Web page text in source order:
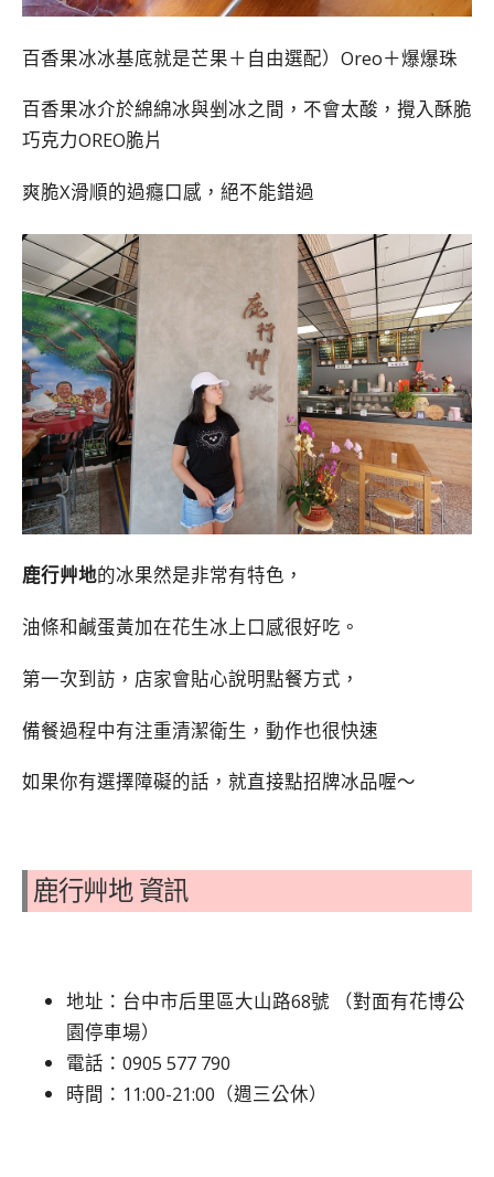
百香果冰冰基底就是芒果＋自由選配）Oreo＋爆爆珠
百香果冰介於綿綿冰與剉冰之間，不會太酸，攪入酥脆
巧克力OREO脆片
爽脆X滑順的過癮口感，絕不能錯過
鹿行艸地的冰果然是非常有特色，
油條和鹹蛋黃加在花生冰上口感很好吃。
第一次到訪，店家會貼心說明點餐方式，
備餐過程中有注重清潔衛生，動作也很快速
如果你有選擇障礙的話，就直接點招牌冰品喔～
鹿行艸地 資訊
地址：台中市后里區大山路68號 （對面有花博公
園停車場）
電話：0905 577 790
時間：11:00-21:00（週三公休）